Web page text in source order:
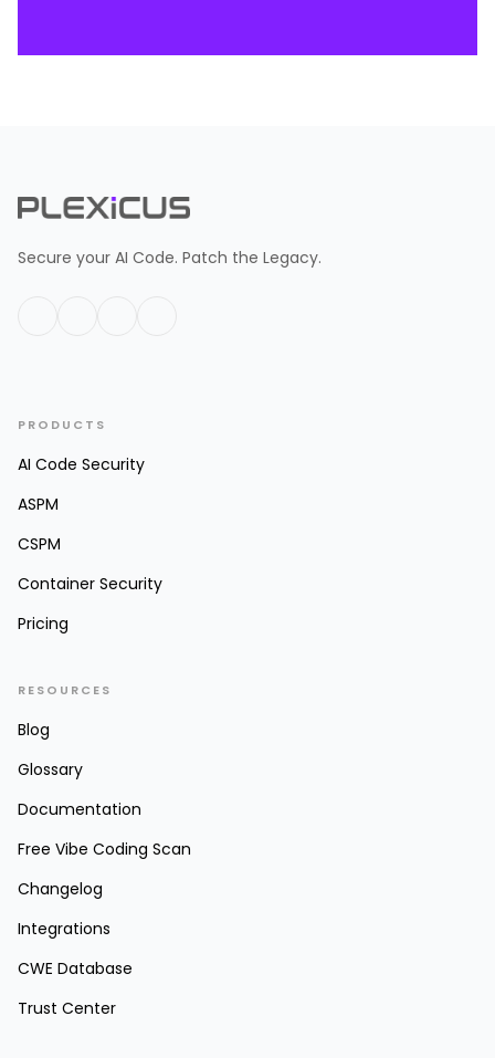
Secure your AI Code. Patch the Legacy.
PRODUCTS
AI Code Security
ASPM
CSPM
Container Security
Pricing
RESOURCES
Blog
Glossary
Documentation
Free Vibe Coding Scan
Changelog
Integrations
CWE Database
Trust Center